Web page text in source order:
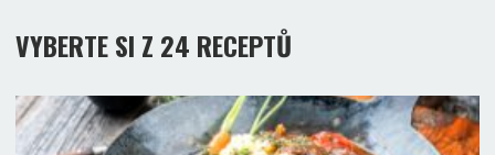
VYBERTE SI Z 24 RECEPTŮ